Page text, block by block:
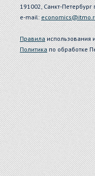
191002, Санкт-
e-mail:
Правилаиспользования
Политикапо обработке